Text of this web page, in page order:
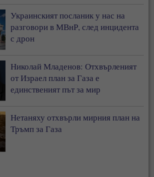
Украинският посланик у нас на
разговори в МВнР, след инцидента
с дрон
Николай Младенов: Отхвърленият
от Израел план за Газа е
единственият път за мир
Нетаняху отхвърли мирния план на
Тръмп за Газа